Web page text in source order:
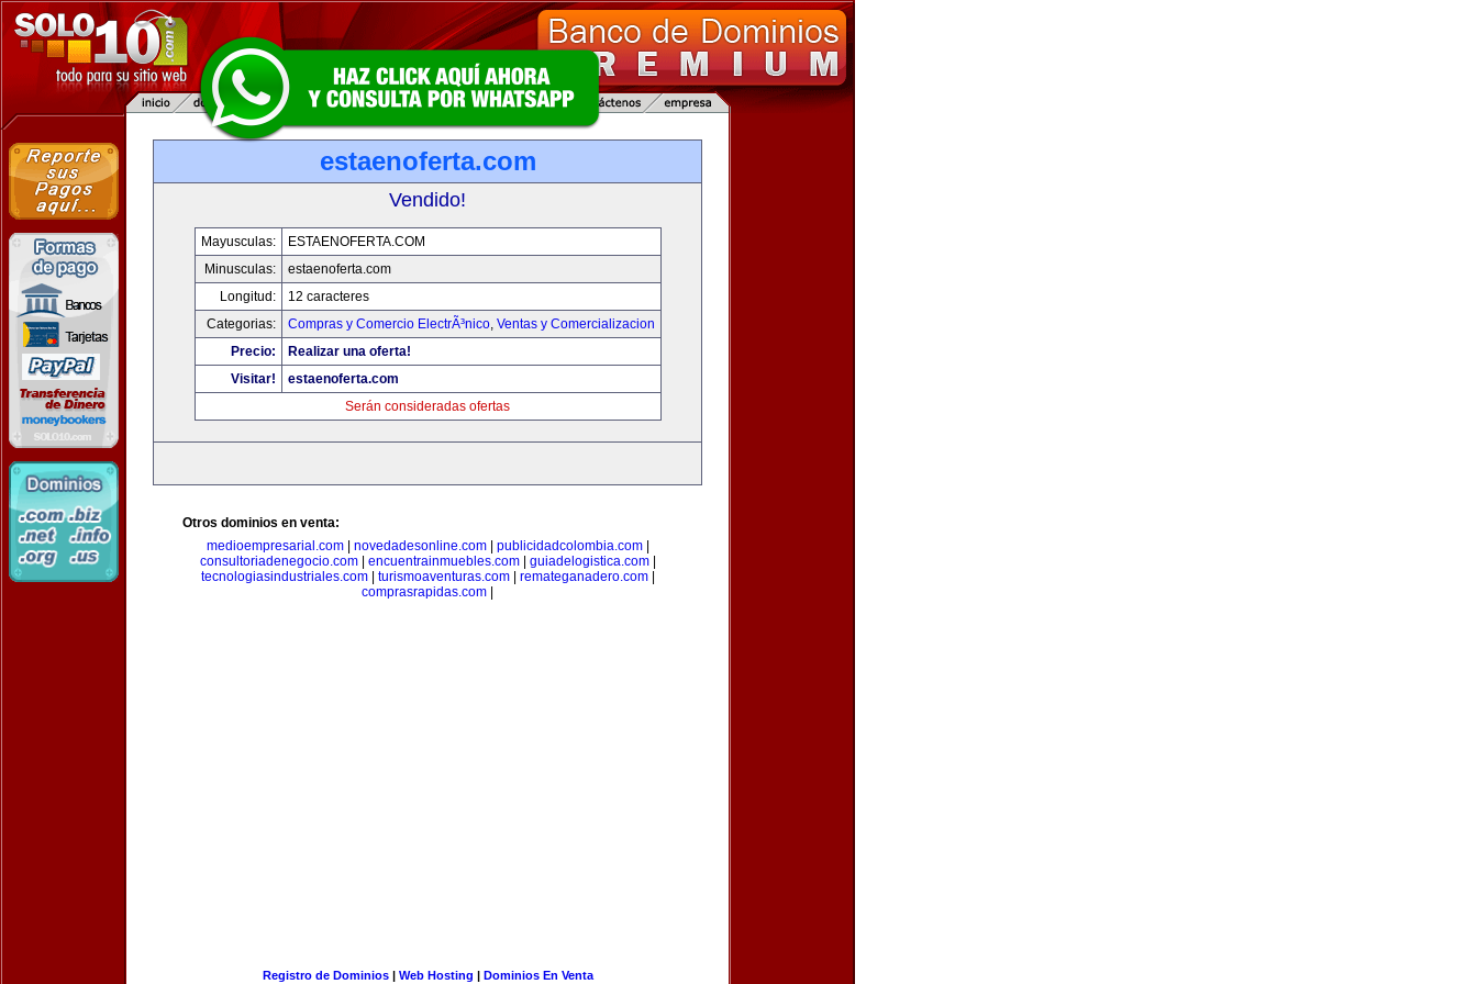
estaenoferta.com
Vendido!
Mayusculas:
ESTAENOFERTA.COM
Minusculas:
estaenoferta.com
Longitud:
12 caracteres
Categorias:
Compras y Comercio ElectrÃ³nico, Ventas y Comercializacion
Precio:
Realizar una oferta!
Visitar!
estaenoferta.com
Serán consideradas ofertas
Otros dominios en venta:
medioempresarial.com| novedadesonline.com| publicidadcolombia.com|
consultoriadenegocio.com| encuentrainmuebles.com| guiadelogistica.com|
tecnologiasindustriales.com| turismoaventuras.com| remateganadero.com|
comprasrapidas.com
Registro de Dominios| Web Hosting | Dominios En Venta